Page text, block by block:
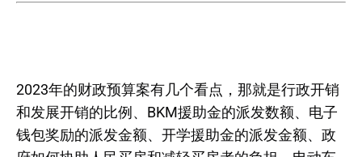
2023年的财政预算案有几个看点，那就是行政开销
和发展开销的比例、BKM援助金的派发数额、电子
钱包奖励的派发金额、开学援助金的派发金额、政